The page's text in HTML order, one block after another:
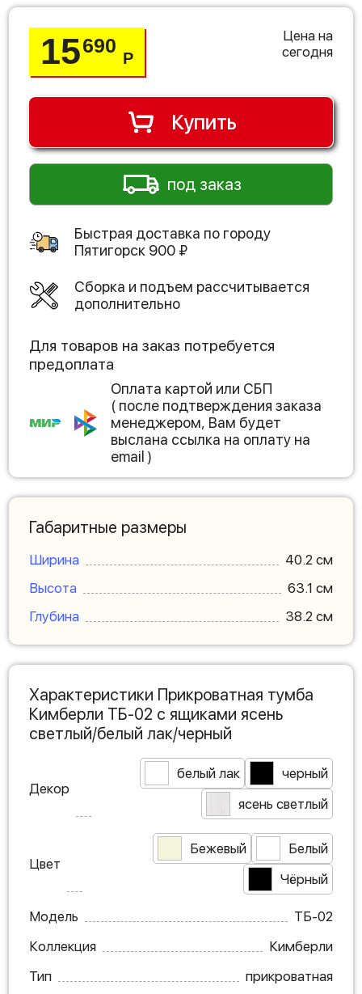
15690
Р
Цена на
сегодня
Купить
под заказ
Быстрая доставка по городу
Пятигорск 900 ₽
Сборка и подъем рассчитывается
дополнительно
Для товаров на заказ потребуется
предоплата
Оплата картой или СБП
( после подтверждения заказа
менеджером, Вам будет
выслана ссылка на оплату на
email )
Габаритные размеры
Ширина
40.2 см
Высота
63.1 см
Глубина
38.2 см
Характеристики Прикроватная тумба
Кимберли ТБ-02 с ящиками ясень
светлый/белый лак/черный
Декор
белый лак
черный
ясень светлый
Цвет
Бежевый
Белый
Чёрный
Модель
ТБ-02
Коллекция
Кимберли
Тип
прикроватная